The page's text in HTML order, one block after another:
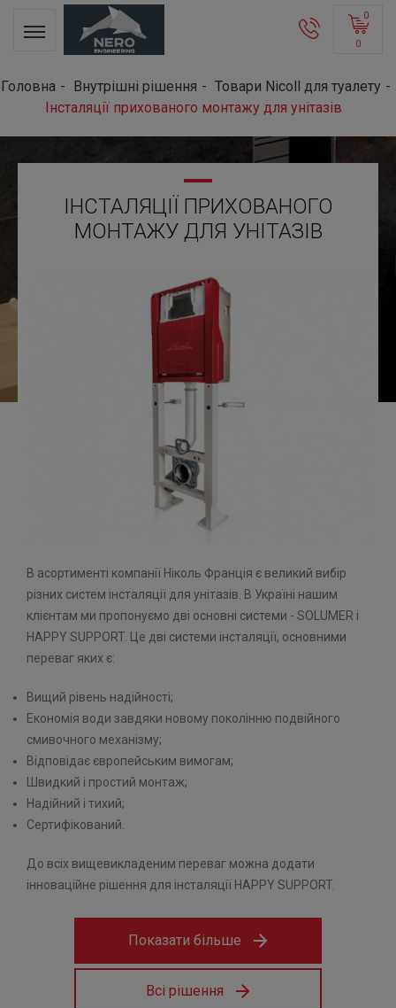
0
0
Головна Внутрішні рішення
Товари Nicoll для туалету
Інсталяції прихованого монтажу для унітазів
ІНСТАЛЯЦІЇ ПРИХОВАНОГО
МОНТАЖУ ДЛЯ УНІТАЗІВ
В асортименті компанії Ніколь Франція є великий вибір
різних систем інсталяції для унітазів. В Україні нашим
клієнтам ми пропонуємо дві основні системи - SOLUMER і
HAPPY SUPPORT. Це дві системи інсталяції, основними
переваг яких є:
Вищий рівень надійності;
Економія води завдяки новому поколінню подвійного
смивочного механізму;
Відповідає європейським вимогам;
Швидкий і простий монтаж;
Надійний і тихий;
Сертифікований.
До всіх вищевикладеним переваг можна додати
інноваційне рішення для інсталяції HAPPY SUPPORT.
Показати більше
Всі рішення